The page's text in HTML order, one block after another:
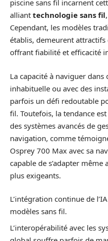
piscine sans fil incarnent
alliant technologie sans fil
Cependant, les modèles
établis, demeurent
offrant fiabilité et efficacité
La capacité à naviguer dans
inhabituelle ou avec des
parfois un défi redoutable
fil. Toutefois, la tendance
des systèmes avancés de
navigation, comme
Osprey 700 Max avec sa
capable de s’adapter même
plus exigeants.
L’intégration continue de
modèles sans fil.
L’interopérabilité avec les